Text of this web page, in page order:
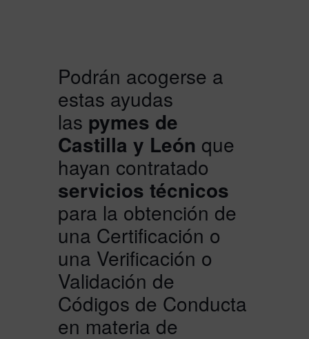
Podrán acogerse a
estas ayudas
las pymes de
Castilla y León que
hayan contratado
servicios técnicos
para la obtención de
una Certificación o
una Verificación o
Validación de
Códigos de Conducta
en materia de